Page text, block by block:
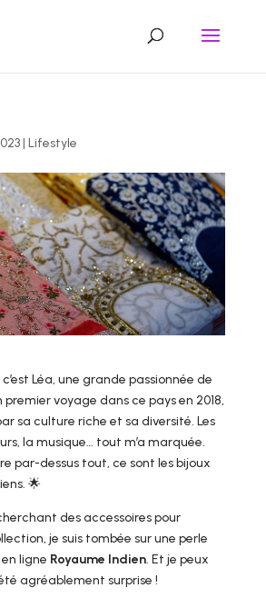
| Lifestyle
Léa, une grande passionnée de
premier voyage dans ce pays en 2018,
sa culture riche et sa diversité. Les
la musique… tout m’a marquée.
par-dessus tout, ce sont les bijoux
🌟
des accessoires pour
je suis tombée sur une perle
ligne Royaume Indien. Et je peux
agréablement surprise !